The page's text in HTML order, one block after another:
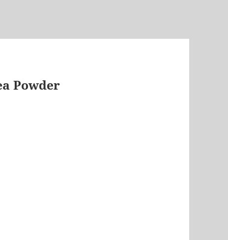
Powder